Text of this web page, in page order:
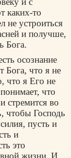
каких-то
не устроиться
и получше,
Бога.
осознание
Бога, что я не
что я Его не
что
стремится во
чтобы Господь
пусть и
и
это
жизни. И